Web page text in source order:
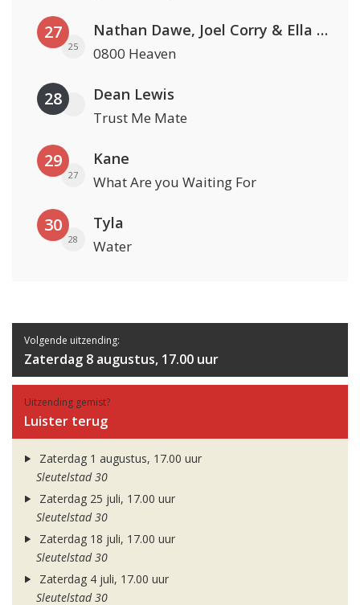
27
25
Nathan Dawe, Joel Corry & Ella Henderson
0800 Heaven
28 Dean Lewis
Trust Me Mate
29
27
Kane
What Are you Waiting For
30
28
Tyla
Water
Volgende uitzending:
Zaterdag 8 augustus, 17.00 uur
Uitzending gemist?
Luister terug
Zaterdag 1 augustus, 17.00 uur
Sleutelstad 30
Zaterdag 25 juli, 17.00 uur
Sleutelstad 30
Zaterdag 18 juli, 17.00 uur
Sleutelstad 30
Zaterdag 4 juli, 17.00 uur
Sleutelstad 30